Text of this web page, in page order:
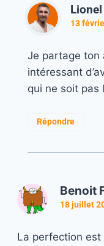
13
Je partage ton
intéressant
qui ne soit pas
Répondre
Benoit
18 juillet
La perfection est